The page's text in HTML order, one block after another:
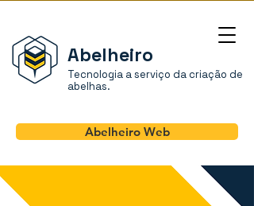
Abelheiro
Tecnologia a serviço da criação de
abelhas.
Abelheiro Web